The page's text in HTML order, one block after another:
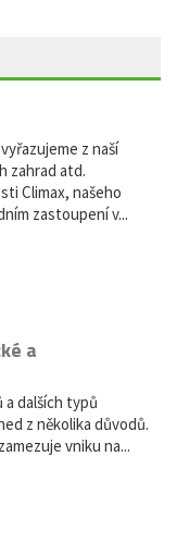
z naší
zahrad atd.
Climax, našeho
zastoupení v...
a
dalších typů
z několika důvodů.
vniku na...